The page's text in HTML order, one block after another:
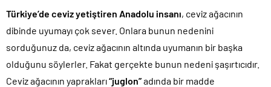
Türkiye’de ceviz yetiştiren Anadolu insanı, ceviz ağacının
dibinde uyumayı çok sever. Onlara bunun nedenini
sorduğunuz da, ceviz ağacının altında uyumanın bir başka
olduğunu söylerler. Fakat gerçekte bunun nedeni şaşırtıcıdır.
Ceviz ağacının yaprakları“juglon”adında bir madde